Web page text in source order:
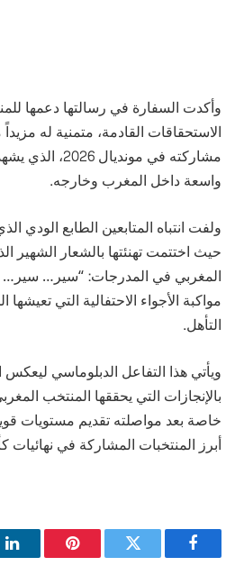
وأكدت السفارة في رسالتها دعمها
الاستحقاقات القادمة، متمنية له
مشاركته في
واسعة داخل المغرب وخارجه.
ولفت انتباه المتابعين الطابع الودي
حيث اختتمت تهنئتها بالشعار الشهير
المغربي في المدرجات: “سير…
مواكبة الأجواء الاحتفالية التي تعيشها
التأهل.
ويأتي هذا التفاعل الدبلوماسي ليعكس
بالإنجازات التي يحققها المنتخب
خاصة بعد مواصلته تقديم مستويات
أبرز المنتخبات المشاركة في نهائيات كأس
فيسبوك تويتر بينتيريست